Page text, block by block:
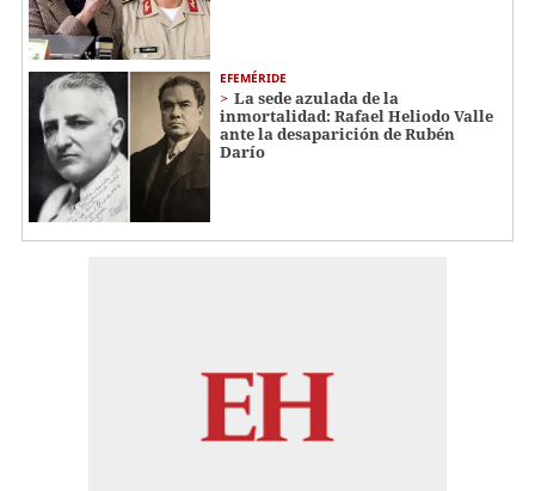
EFEMÉRIDE
La sede azulada de la
inmortalidad: Rafael Heliodo Valle
ante la desaparición de Rubén
Darío